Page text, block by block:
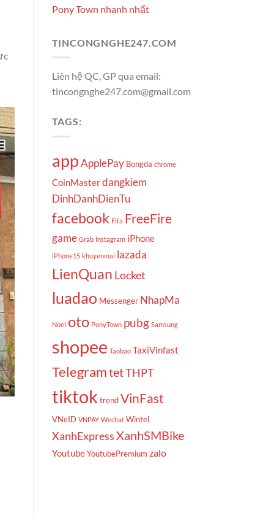
Pony Town nhanh nhất
TINCONGNGHE247.COM
Liên hệ QC, GP qua email:
tincongnghe247.com@gmail.com
TAGS:
appApplePay Bongda chrome
CoinMaster dangkiem
DinhDanhDienTu
facebook Fifa FreeFire
game Grab Instagram iPhone
iPhone15 khuyenmai lazada
LienQuan Locket
luadao Messenger NhapMa
Noel oto PonyTown pubg Samsung
shopee Taobao TaxiVinfast
TelegramtetTHPT
tiktok trend VinFast
VNeID VNPAY Wechat Wintel
XanhExpressXanhSMBike
Youtube YoutubePremium zalo